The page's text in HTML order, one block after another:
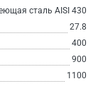
сталь AISI 430
27.8
400
900
1100